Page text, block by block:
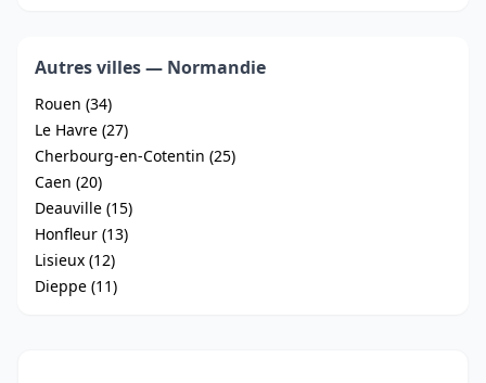
Autres villes — Normandie
Rouen (34)
Le Havre (27)
Cherbourg-en-Cotentin (25)
Caen (20)
Deauville (15)
Honfleur (13)
Lisieux (12)
Dieppe (11)